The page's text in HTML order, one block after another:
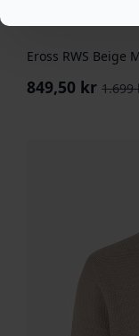
Eross RWS Beige
1.699
Opprinnelig
849,50 kr
Nåværende